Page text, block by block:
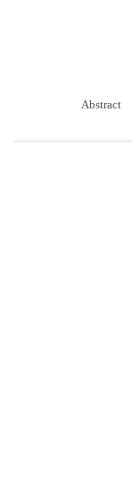
Abstract